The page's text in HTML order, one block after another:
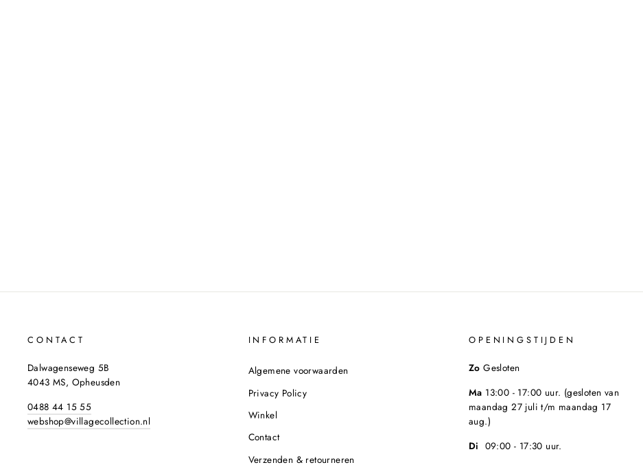
CONTACT
Dalwagenseweg 5B
4043 MS, Opheusden
0488 44 15 55
webshop@villagecollection.nl
INFORMATIE
Algemene voorwaarden
Privacy Policy
Winkel
Contact
Verzenden & retourneren
OPENINGSTIJDEN
Zo Gesloten
Ma 13:00 - 17:00 uur. (gesloten van
maandag 27 juli t/m maandag 17
aug.)
Di 09:00 - 17:30 uur.